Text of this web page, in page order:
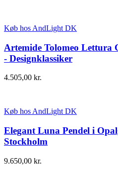
Køb hos AndLight DK
Artemide Tolomeo Lettura
- Designklassiker
4.505,00 kr.
Køb hos AndLight DK
Elegant Luna Pendel i
Stockholm
9.650,00 kr.